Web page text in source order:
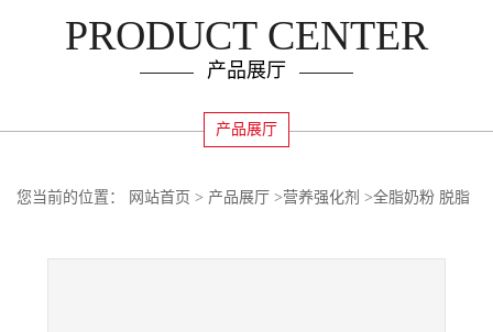
PRODUCT CENTER
产品展厅
产品展厅
您当前的位置： 网站首页 > 产品展厅 >营养强化剂 >全脂奶粉 脱脂